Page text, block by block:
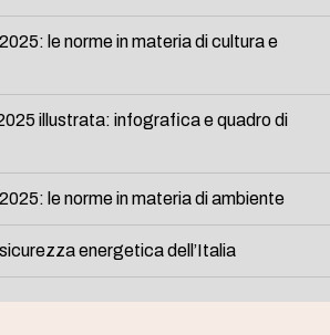
le norme in materia di cultura e
illustrata: infografica e quadro di
le norme in materia di ambiente
energetica dell’Italia